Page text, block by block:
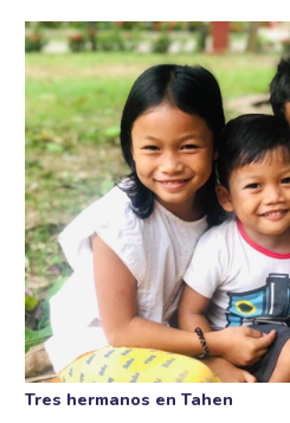
Tres hermanos en Tahen